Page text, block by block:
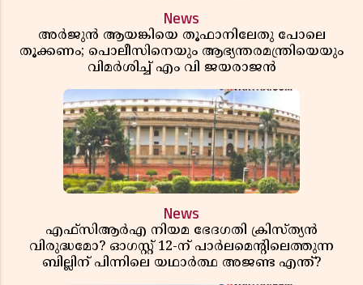
News
അർജുൻ ആയങ്കിയെ തൂഫാനിലേതു പോലെ
തൂക്കണം; പൊലീസിനെയും ആഭ്യന്തരമന്ത്രിയെയും
വിമർശിച്ച് എം വി ജയരാജൻ
News
എഫ്സിആർഎ നിയമ ഭേദഗതി ക്രിസ്ത്യൻ
വിരുദ്ധമോ? ഓഗസ്റ്റ് 12-ന് പാർലമെന്റിലെത്തുന്ന
ബില്ലിന് പിന്നിലെ യഥാർത്ഥ അജണ്ട എന്ത്?